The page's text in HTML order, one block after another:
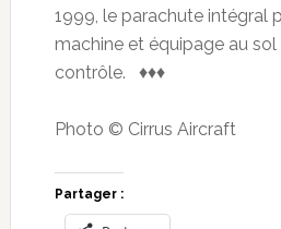
1999, le parachute intégral
machine et équipage au
contrôle. ♦♦♦
Photo © Cirrus Aircraft
Partager :